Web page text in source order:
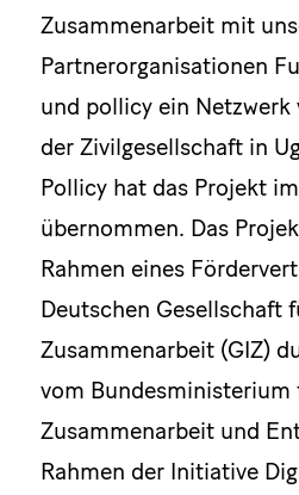
Zusammenarbeit mit
Partnerorganisationen
und pollicy ein
der Zivilgesellschaft in
Pollicy hat das Projekt
übernommen. Das
Rahmen eines
Deutschen Gesellschaft
Zusammenarbeit (GIZ)
vom
Zusammenarbeit und
Rahmen der Initiative